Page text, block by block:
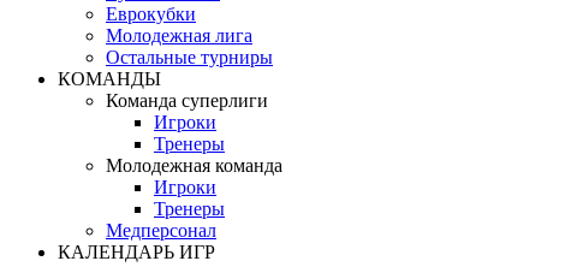
Еврокубки
Молодежная лига
Остальные турниры
КОМАНДЫ
Команда суперлиги
Игроки
Тренеры
Молодежная команда
Игроки
Тренеры
Медперсонал
КАЛЕНДАРЬ ИГР